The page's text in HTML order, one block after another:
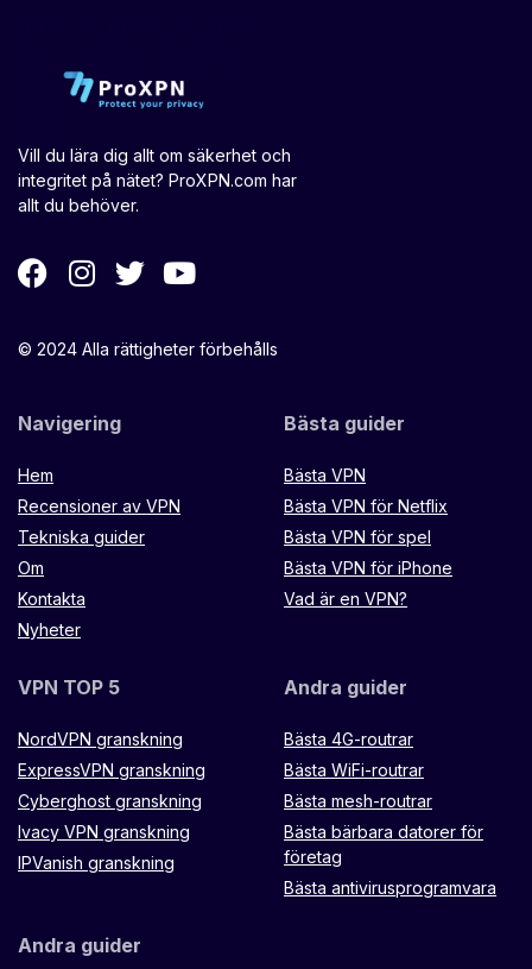
Vill du lära dig allt om säkerhet och
integritet på nätet? ProXPN.com har
allt du behöver.
© 2024 Alla rättigheter förbehålls
Navigering
Hem
Recensioner av VPN
Tekniska guider
Om
Kontakta
Nyheter
Bästa guider
Bästa VPN
Bästa VPN för Netflix
Bästa VPN för spel
Bästa VPN för iPhone
Vad är en VPN?
VPN TOP 5
NordVPN granskning
ExpressVPN granskning
Cyberghost granskning
Ivacy VPN granskning
IPVanish granskning
Andra guider
Bästa 4G-routrar
Bästa WiFi-routrar
Bästa mesh-routrar
Bästa bärbara datorer för
företag
Bästa antivirusprogramvara
Andra guider